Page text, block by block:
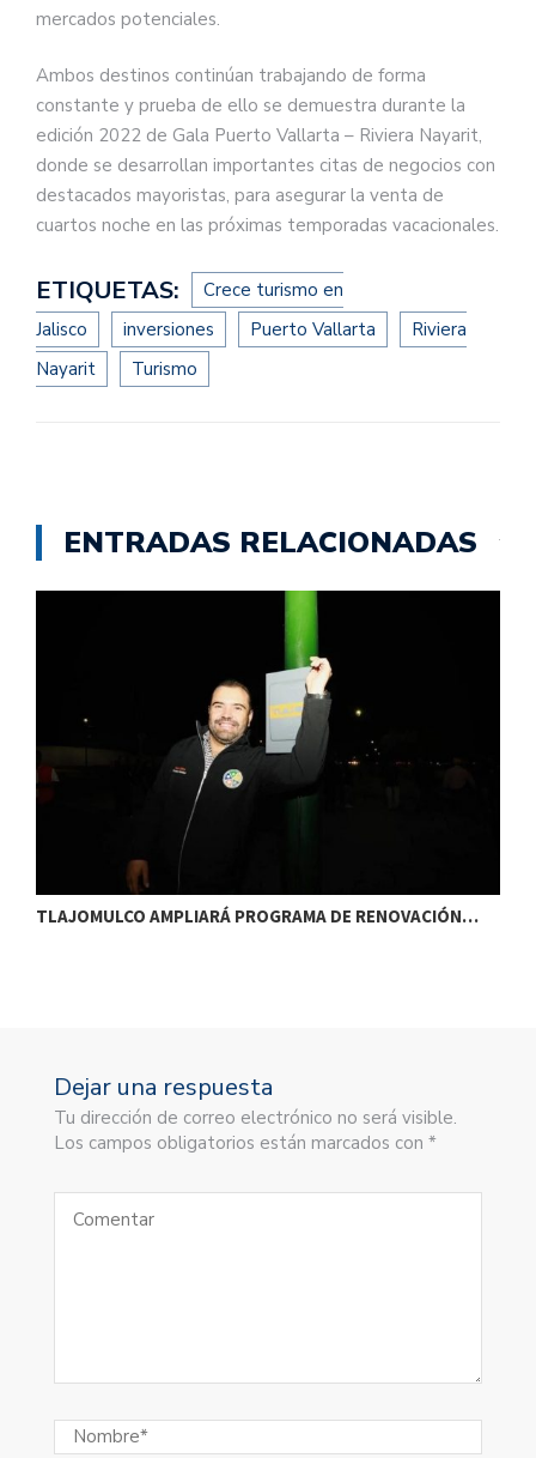
mercados potenciales.
Ambos destinos continúan trabajando de forma
constante y prueba de ello se demuestra durante la
edición 2022 de Gala Puerto Vallarta – Riviera Nayarit,
donde se desarrollan importantes citas de negocios con
destacados mayoristas, para asegurar la venta de
cuartos noche en las próximas temporadas vacacionales.
ETIQUETAS:
Crece turismo en
Jalisco
inversiones Puerto Vallarta
Riviera
Nayarit
Turismo
ENTRADAS RELACIONADAS
TLAJOMULCO AMPLIARÁ PROGRAMA DE RENOVACIÓN…
Dejar una respuesta
Tu dirección de correo electrónico no será visible.
Los campos obligatorios están marcados con *